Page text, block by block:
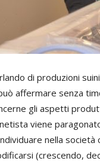
di produzioni
affermare senza
gli aspetti
viene
nella
(crescendo,